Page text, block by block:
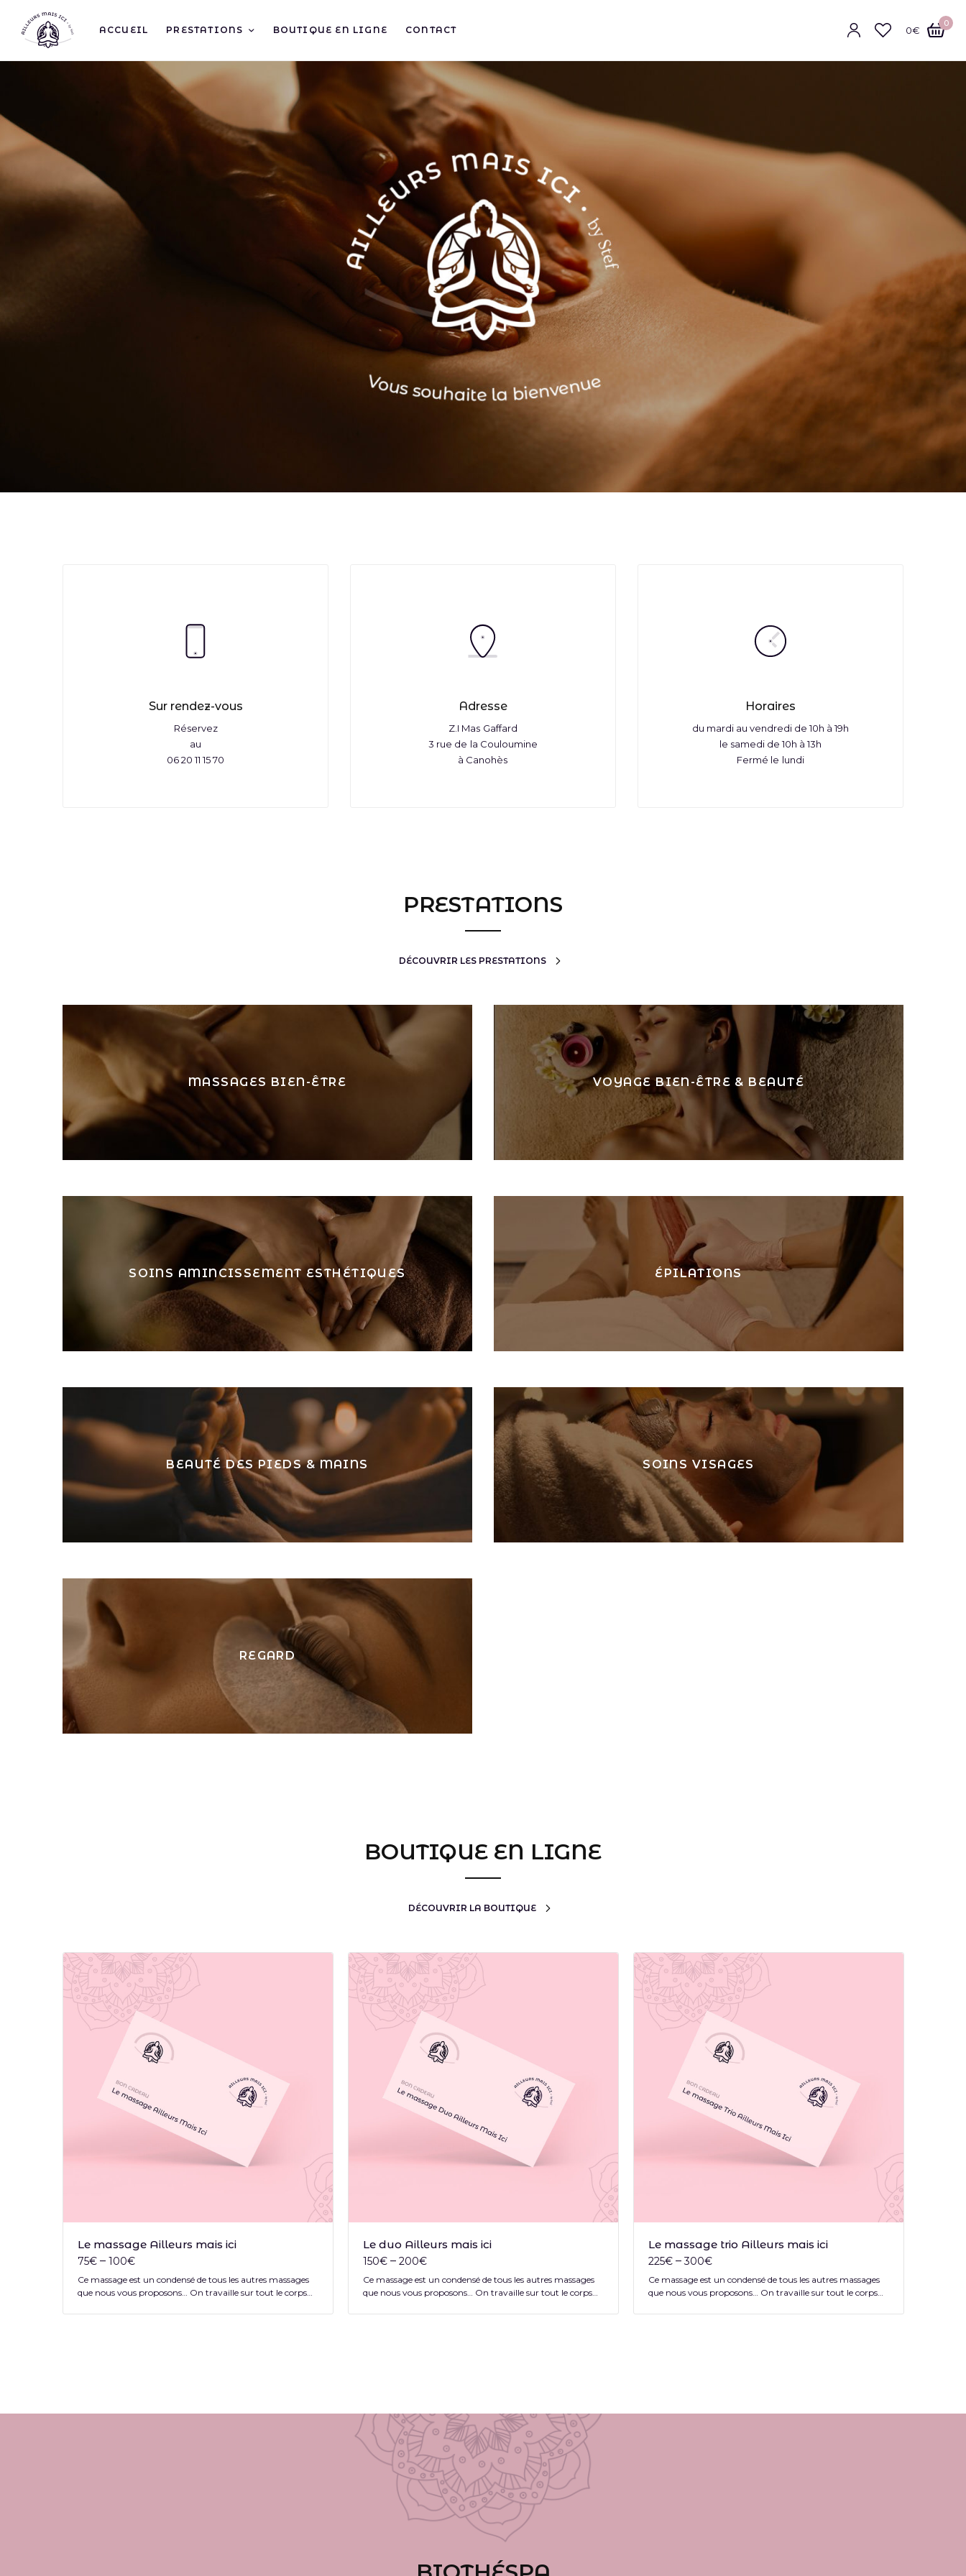
ACCUEIL PRESTATIONS BOUTIQUE EN LIGNE CONTACT 0€
0
Sur rendez-vous
Réservez
au
06 20 11 15 70
Adresse
Z.I Mas Gaffard
3 rue de la Couloumine
à Canohès
Horaires
du mardi au vendredi de 10h à 19h
le samedi de 10h à 13h
Fermé le lundi
PRESTATIONS
DÉCOUVRIR LES PRESTATIONS
MASSAGES BIEN-ÊTRE
SOINS AMINCISSEMENT ESTHÉTIQUES
BEAUTÉ DES PIEDS & MAINS
REGARD
VOYAGE BIEN-ÊTRE & BEAUTÉ
ÉPILATIONS
SOINS VISAGES
BOUTIQUE EN LIGNE
DÉCOUVRIR LA BOUTIQUE
Le massage Ailleurs mais ici
75€ – 100€
Ce massage est un condensé de tous les autres massages
que nous vous proposons… On travaille sur tout le corps…
Le duo Ailleurs mais ici
150€ – 200€
Ce massage est un condensé de tous les autres massages
que nous vous proposons… On travaille sur tout le corps…
Le massage trio Ailleurs mais ici
225€ –300€
Ce massage est un condensé de tous les autres massages
que nous vous proposons… On travaille sur tout le corps…